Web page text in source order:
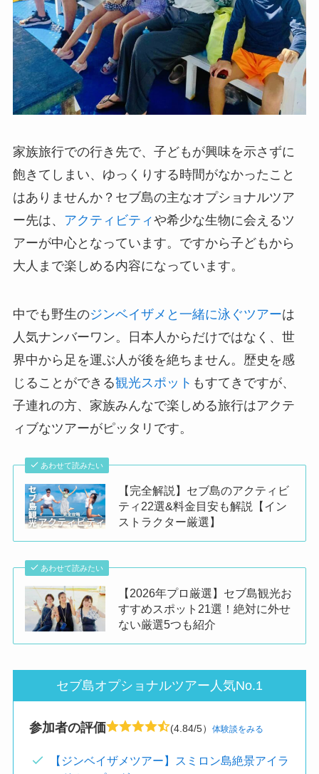
家族旅行での行き先で、子どもが興味を示さずに
飽きてしまい、ゆっくりする時間がなかったこと
はありませんか？セブ島の主なオプショナルツア
ー先は、 アクティビティや希少な生物に会えるツ
アーが中心となっています。ですから子どもから
大人まで楽しめる内容になっています。
中でも野生のジンベイザメと一緒に泳ぐツアーは
人気ナンバーワン。日本人からだけではなく、世
界中から足を運ぶ人が後を絶ちません。歴史を感
じることができる観光スポット もすてきですが、
子連れの方、家族みんなで楽しめる旅行はアクテ
ィブなツアーがピッタリです。
あわせて読みたい
【完全解説】セブ島のアクティビ
ティ22選&料金目安も解説【イン
ストラクター厳選】
あわせて読みたい
【2026年プロ厳選】セブ島観光お
すすめスポット21選！絶対に外せ
ない厳選5つも紹介
セブ島オプショナルツアー人気No.1
参加者の評価 (4.84/5）体験談をみる
【ジンベイザメツアー】スミロン島絶景アイラ